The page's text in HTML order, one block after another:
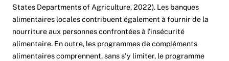
States Departments of Agriculture, 2022). Les banques
alimentaires locales contribuent également à fournir de la
nourriture aux personnes confrontées à l'insécurité
alimentaire. En outre, les programmes de compléments
alimentaires comprennent, sans s'y limiter, le programme